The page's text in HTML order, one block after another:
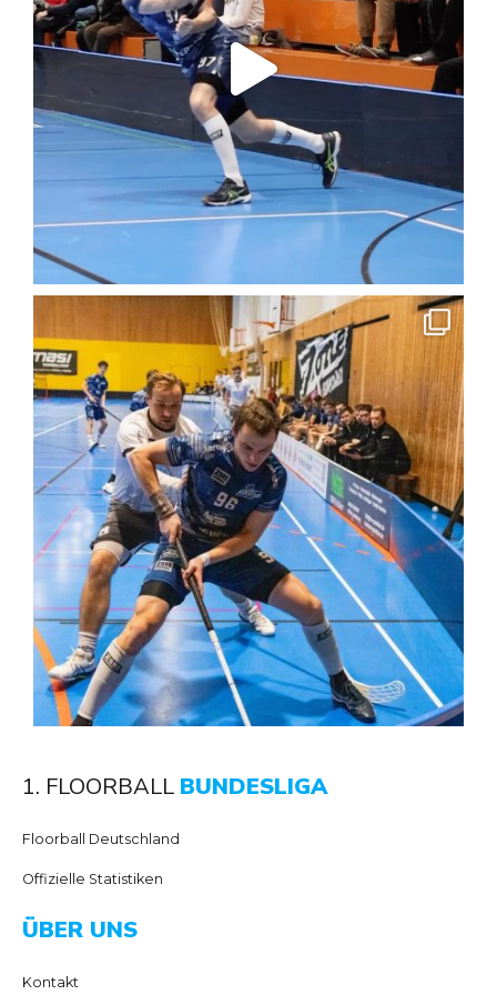
1. FLOORBALL BUNDESLIGA
Floorball Deutschland
Offizielle Statistiken
ÜBER UNS
Kontakt